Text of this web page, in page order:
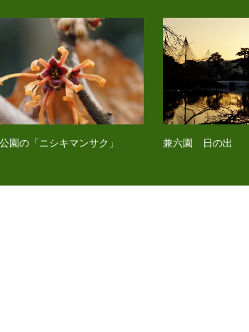
園の「ニシキマンサク」 兼六園 日の出